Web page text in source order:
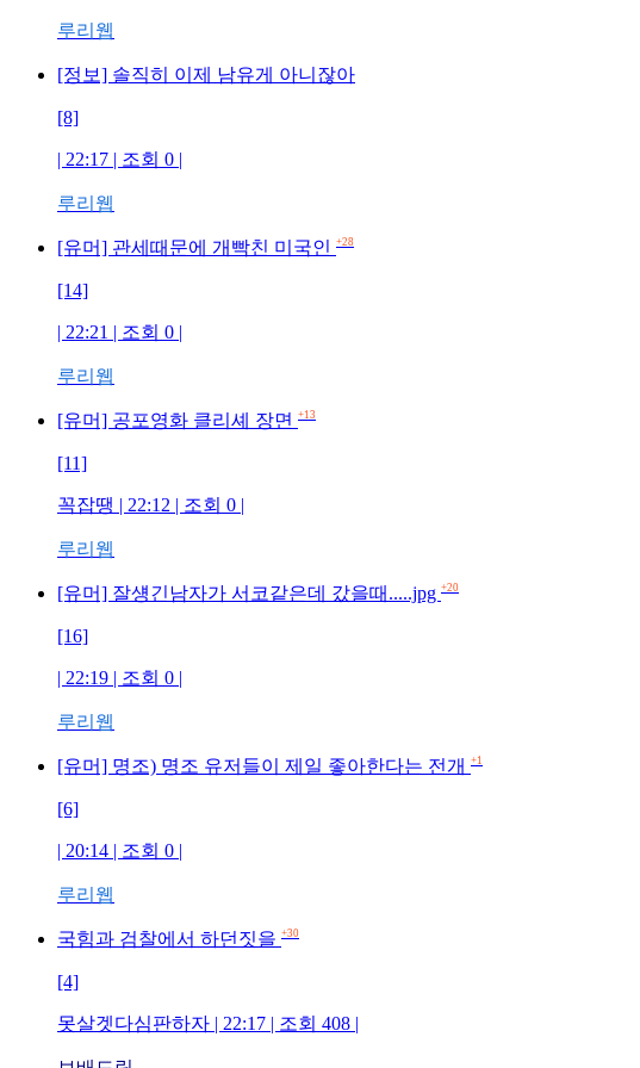
루리웹
[정보] 솔직히 이제 남유게 아니잖아
[8]
| 22:17 | 조회 0 |
루리웹
[유머] 관세때문에 개빡친 미국인 +28
[14]
| 22:21 | 조회 0 |
루리웹
[유머] 공포영화 클리셰 장면 +13
[11]
꼭잡땡 | 22:12 | 조회 0 |
루리웹
[유머] 잘섕긴남자가 서코같은데 갔을때.....jpg +20
[16]
| 22:19 | 조회 0 |
루리웹
[유머] 명조) 명조 유저들이 제일 좋아한다는 전개 +1
[6]
| 20:14 | 조회 0 |
루리웹
국힘과 검찰에서 하던짓을 +30
[4]
못살겟다심판하자 | 22:17 | 조회 408 |